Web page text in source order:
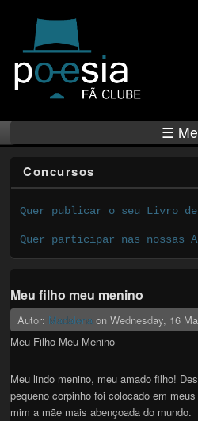
☰
Concursos
Quer publicar o seu Livro de
Quer participar nas nossas
Meu filho meu menino
Autor: Madalena onWednesday, 16
Meu Filho Meu Menino
Meu lindo menino, meu amado filho!
pequeno corpinho foi colocado em
mim a mãe mais abençoada do mundo.